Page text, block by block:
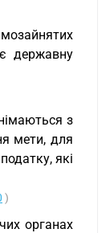
державну
з
мети, для
які
)
органах